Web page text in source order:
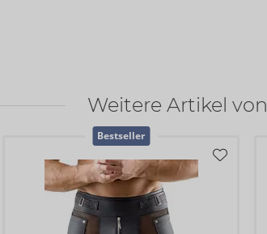
Weitere Artikel von
Bestseller